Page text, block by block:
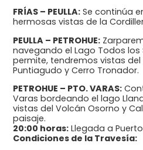
FRÍAS – PEULLA: Se continúa
hermosas vistas de la
PEULLA – PETROHUE:
navegando el Lago Todos los
permite, tendremos vistas
Puntiagudo y Cerro Tronador.
PETROHUE – PTO. VARAS:
Varas bordeando el lago
vistas del Volcán Osorno y
paisaje.
20:00 horas: Llegada a
Condiciones de la Travesía: